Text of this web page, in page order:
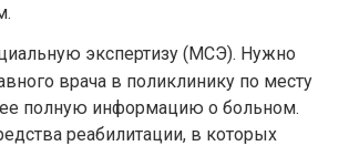
экспертизу (МСЭ). Нужно
врача в поликлинику по месту
полную информацию о больном.
реабилитации, в которых